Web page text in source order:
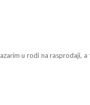
u rodi na rasprodaji, a